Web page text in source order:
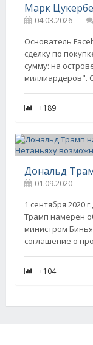
04.03.2026
Основатель
сделку по
сумму: на
миллиардеров".
+189
01.09.2020 ---
1 сентября 2020
Трамп намерен
министром
соглашение о
+104